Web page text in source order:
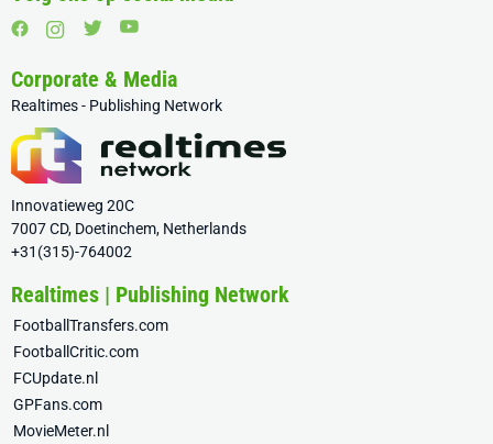
Corporate & Media
Realtimes - Publishing Network
Innovatieweg 20C
7007 CD, Doetinchem, Netherlands
+31(315)-764002
Realtimes | Publishing Network
FootballTransfers.com
FootballCritic.com
FCUpdate.nl
GPFans.com
MovieMeter.nl